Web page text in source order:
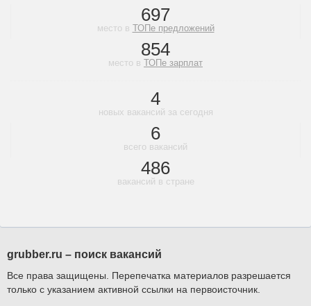
697
место в ТОПе предложений
854
место в ТОПе зарплат
4
новых вакансий за сегодня
6
всего вакансий
486
вакансий в стране
grubber.ru – поиск вакансий
Все права защищены. Перепечатка материалов разрешается
только с указанием активной ссылки на первоисточник.